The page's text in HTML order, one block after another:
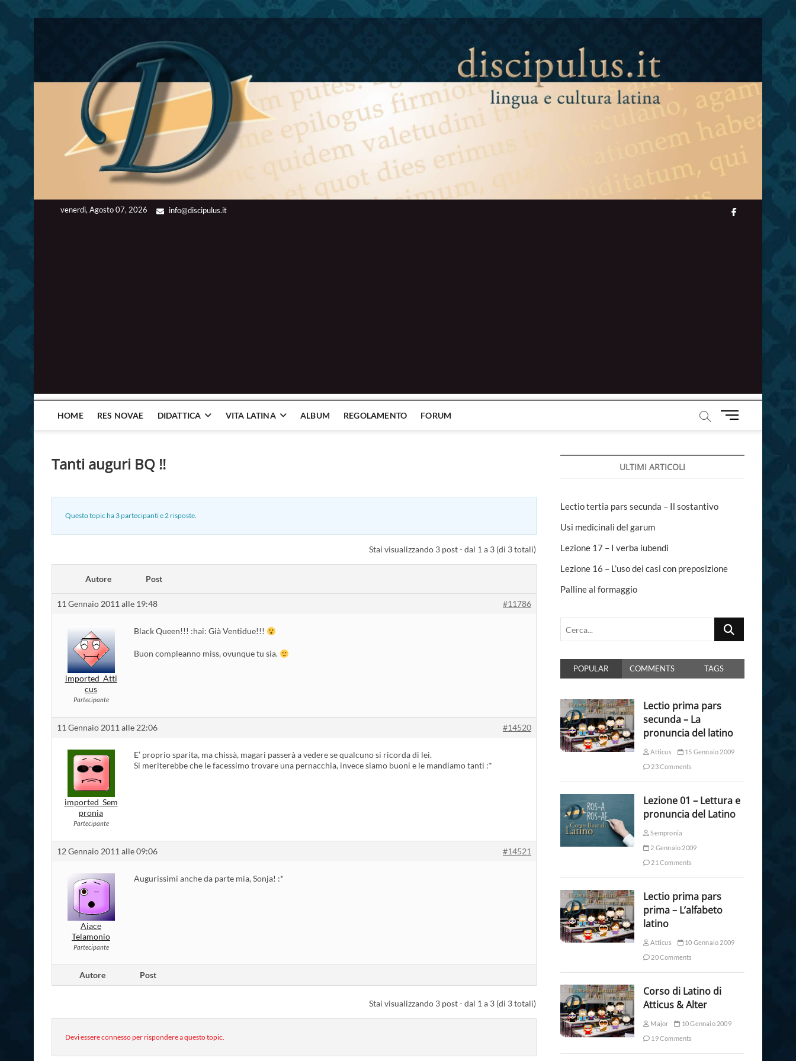
venerdì, Agosto 07, 2026 info@discipulus.it facebook
HOME RES NOVAE DIDATTICA VITA LATINA ALBUM REGOLAMENTO FORUM
M
u
u
Tanti auguri BQ !!
Questo topic ha 3 partecipanti e 2 risposte.
Stai visualizzando 3 post - dal 1 a 3 (di 3 totali)
Autore Post
11 Gennaio 2011 alle 19:48 #11786
imported_Atti
cus
Partecipante
Black Queen!!! :hai: Già Ventidue!!!
Buon compleanno miss, ovunque tu sia.
11 Gennaio 2011 alle 22:06 #14520
imported_Sem
pronia
Partecipante
E’ proprio sparita, ma chissà, magari passerà a vedere se qualcuno si ricorda di lei.
Si meriterebbe che le facessimo trovare una pernacchia, invece siamo buoni e le mandiamo tanti :*
12 Gennaio 2011 alle 09:06 #14521
Aiace
Telamonio
Partecipante
Augurissimi anche da parte mia, Sonja! :*
Autore Post
Stai visualizzando 3 post - dal 1 a 3 (di 3 totali)
Devi essere connesso per rispondere a questo topic.
ULTIMI ARTICOLI
Lectio tertia pars secunda – Il sostantivo
Usi medicinali del garum
Lezione 17 – I verba iubendi
Lezione 16 – L’uso dei casi con preposizione
Palline al formaggio
Cerca...
POPULAR COMMENTS TAGS
Lectio prima pars
secunda – La
pronuncia del latino
Atticus
15 Gennaio 2009
23 Comments
Lezione 01 – Lettura e
pronuncia del Latino
Sempronia
2 Gennaio 2009
21 Comments
Lectio prima pars
prima – L’alfabeto
latino
Atticus
10 Gennaio 2009
20 Comments
Corso di Latino di
Atticus & Alter
Major
10 Gennaio 2009
19 Comments